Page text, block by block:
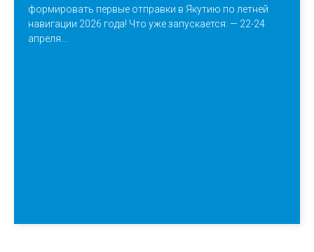
формировать первые отправки в Якутию по летней
навигации 2026 года! Что уже запускается: — 22-24
апреля...